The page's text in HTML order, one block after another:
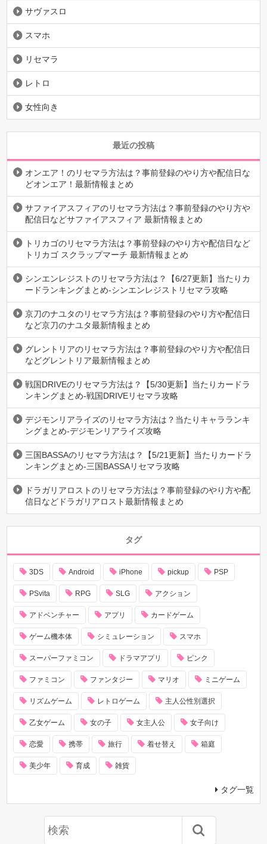
サヴァスロ
スマホ
リセマラ
レトロ
女性向き
最近の投稿
オンエア！のリセマラ方法は？事前登録のやり方や配信日な
どオンエア！最新情報まとめ
サファイアスフィアのリセマラ方法は？事前登録のやり方や
配信日などサファイアスフィア 最新情報まとめ
トリカゴのリセマラ方法は？事前登録のやり方や配信日など
トリカゴ スクラップマーチ 最新情報まとめ
シンエンレジストのリセマラ方法は？【6/27更新】当たりカ
ードランキングまとめ-シンエンレジストリセマラ攻略
京刀のナユタのリセマラ方法は？事前登録のやり方や配信日
など京刀のナユタ最新情報まとめ
グレントリアのリセマラ方法は？事前登録のやり方や配信日
などグレントリア最新情報まとめ
戦国DRIVEのリセマラ方法は？【5/30更新】当たりカードラ
ンキングまとめ-戦国DRIVEリセマラ攻略
デジモンリアライズのリセマラ方法は？当たりキャラランキ
ングまとめ-デジモンリアライズ攻略
三国BASSAのリセマラ方法は？【5/21更新】当たりカードラ
ンキングまとめ-三国BASSAリセマラ攻略
ドラガリアロストのリセマラ方法は？事前登録のやり方や配
信日などドラガリアロスト最新情報まとめ
タグ
3DS Android iPhone pickup PSP
PSvita RPG SLG アクション
アドベンチャー アプリ カードゲーム
ゲーム機本体 シミュレーション スマホ
スーパーファミコン ドラマアプリ ピンク
ファミコン ファンタジー マリオ ミニゲーム
リズムゲーム レトロゲーム 主人公性別選択
乙女ゲーム 女の子 女主人公 女子向け
恋愛 携帯 旅行 着せ替え 箱庭
美少年 育成 雑貨
タグ一覧